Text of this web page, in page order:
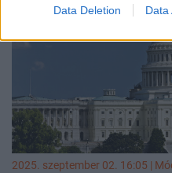
Data Deletion Data
arra kíváncsi, hogy merre
2025. szeptember 02. 16:05 |